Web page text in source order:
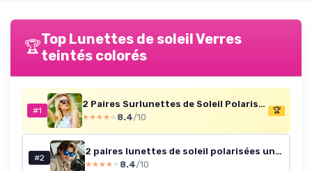
🏆Top Lunettes de soleil Verres
teintés colorés
#1
2 Paires Surlunettes de Soleil Polarisées Femme Homme UV400 Sur Lunettes de Soleil Oversize Carrées Unisexe Tendance pour la Conduite Voyage Noir et Rouge Léopard Comme sur la photo
★★★★★
★★★★★ 8.4/10
🏆
#2
2 paires lunettes de soleil polarisées unisexes UV400
★★★★★
★★★★★ 8.4/10